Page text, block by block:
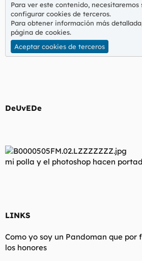
Para ver este contenido,
configurar cookies de terceros.
Para obtener información más
página de cookies.
Aceptar cookies de terceros
DeUvEDe
mi polla y el photoshop hacen
LINKS
Como yo soy un Pandoman que
los honores